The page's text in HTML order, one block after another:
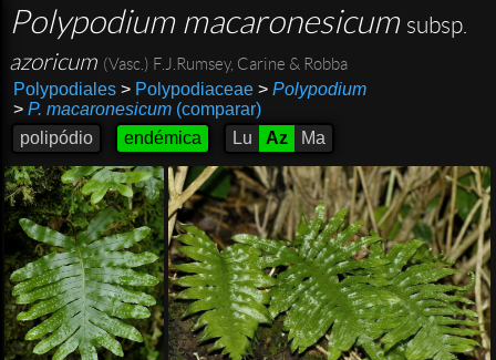
Polypodium macaronesicum subsp.
azoricum (Vasc.) F.J.Rumsey, Carine & Robba
Polypodiales >Polypodiaceae > Polypodium
> P. macaronesicum(comparar)
polipódio
endémica Lu Az Ma